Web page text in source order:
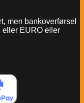
men bankoverførsel
eller EURO eller